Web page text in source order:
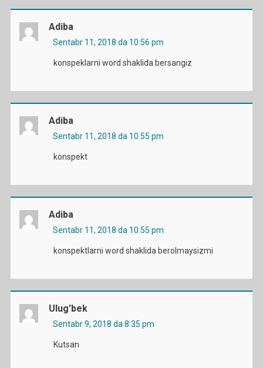
Adiba
Sentabr 11, 2018 da 10:56 pm
konspeklarni word shaklida bersangiz
Adiba
Sentabr 11, 2018 da 10:55 pm
konspekt
Adiba
Sentabr 11, 2018 da 10:55 pm
konspektlarni word shaklida berolmaysizmi
Ulug'bek
Sentabr 9, 2018 da 8:35 pm
Kutsan